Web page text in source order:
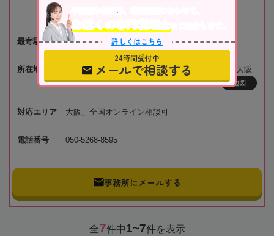
最寄駅 阪急電鉄「南方駅」徒歩1分
所在地
〒532-0011 大阪府大阪市淀川区西中島3-15-7 新大阪
プリンスビル4階
地図
対応エリア 大阪、全国オンライン相談可
電話番号 050-5268-8595
事務所にメールする
全7件中1~7件を表示
不動産や株式等、相続資産に合わせて、
お近くの専門税理士
をご紹介します。
詳しくはこちら
24時間受付中
メールで相談する